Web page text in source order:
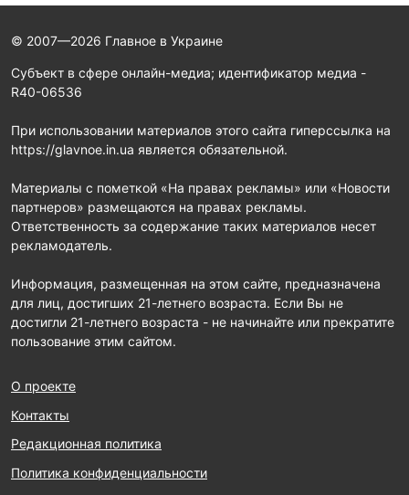
© 2007—2026 Главное в Украине
Субъект в сфере онлайн-медиа; идентификатор медиа -
R40-06536
При использовании материалов этого сайта гиперссылка на
https://glavnoe.in.ua является обязательной.
Материалы с пометкой «На правах рекламы» или «Новости
партнеров» размещаются на правах рекламы.
Ответственность за содержание таких материалов несет
рекламодатель.
Информация, размещенная на этом сайте, предназначена
для лиц, достигших 21-летнего возраста. Если Вы не
достигли 21-летнего возраста - не начинайте или прекратите
пользование этим сайтом.
О проекте
Контакты
Редакционная политика
Политика конфиденциальности